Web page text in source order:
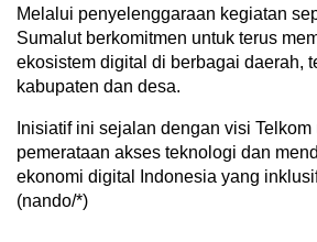
Melalui penyelenggaraan kegiatan
Sumalut berkomitmen untuk terus
ekosistem digital di berbagai daerah,
kabupaten dan desa.
Inisiatif ini sejalan dengan visi
pemerataan akses teknologi dan
ekonomi digital Indonesia yang
(nando/*)